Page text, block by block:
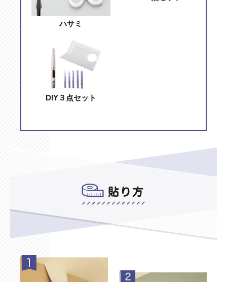
ハサミ
DIY３点セット